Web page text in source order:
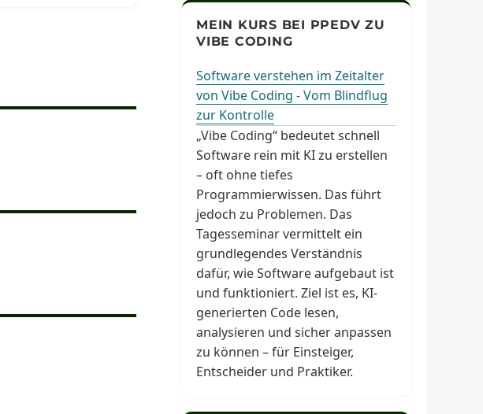
MEIN KURS BEI PPEDV ZU
VIBE CODING
Software verstehen im Zeitalter
von Vibe Coding - Vom Blindflug
zur Kontrolle
„Vibe Coding“ bedeutet schnell
Software rein mit KI zu erstellen
– oft ohne tiefes
Programmierwissen. Das führt
jedoch zu Problemen. Das
Tagesseminar vermittelt ein
grundlegendes Verständnis
dafür, wie Software aufgebaut ist
und funktioniert. Ziel ist es, KI-
generierten Code lesen,
analysieren und sicher anpassen
zu können – für Einsteiger,
Entscheider und Praktiker.